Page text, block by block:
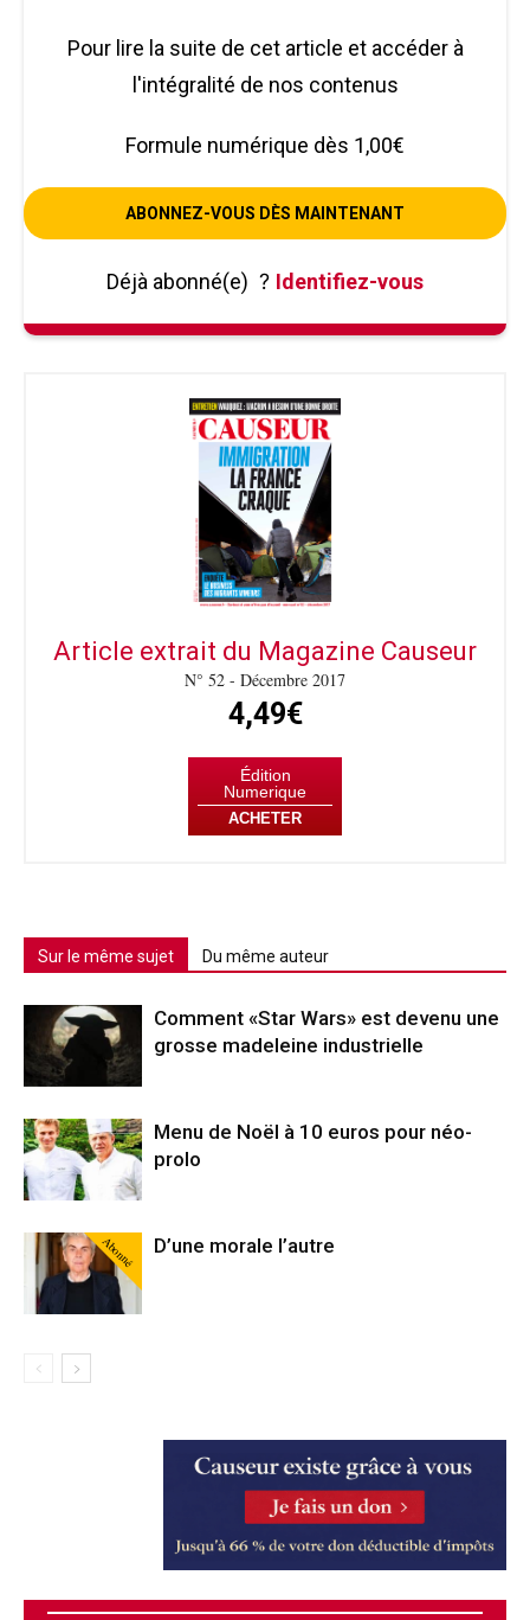
Pour lire la suite de cet article et accéder à
l'intégralité de nos contenus
Formule numérique dès 1,00€
ABONNEZ-VOUS DÈS MAINTENANT
Déjà abonné(e) ? Identifiez-vous
Article extrait du Magazine Causeur
N° 52 - Décembre 2017
4,49€
Édition
Numerique
ACHETER
Sur le même sujet Du même auteur
Comment «Star Wars» est devenu une
grosse madeleine industrielle
Menu de Noël à 10 euros pour néo-
prolo
Abonné D’une morale l’autre